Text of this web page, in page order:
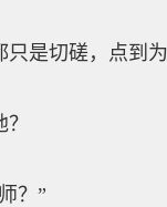
切磋，点到为
？”